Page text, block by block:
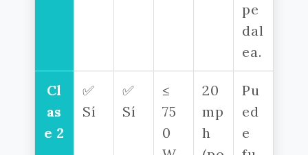
pe
dal
ea.
Cl
as
e 2
✅
Sí
✅
Sí
≤
75
0
20
mp
h
Pu
ed
e